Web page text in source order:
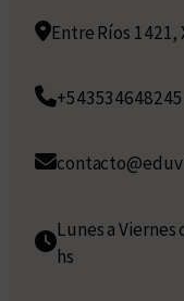
Entre Ríos 1421,
+543534648245
Lunes a Viernes
hs